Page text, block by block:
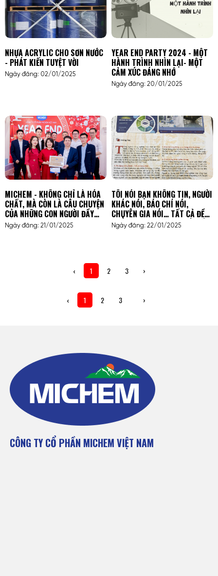
NHỰA ACRYLIC CHO SƠN NƯỚC
- PHÁT KIẾN TUYỆT VỜI
Ngày đăng: 02/01/2025
YEAR END PARTY 2024 - MỘT
HÀNH TRÌNH NHÌN LẠI- MỘT
CẢM XÚC ĐÁNG NHỚ
Ngày đăng: 20/01/2025
MICHEM - KHÔNG CHỈ LÀ HÓA
CHẤT, MÀ CÒN LÀ CÂU CHUYỆN
CỦA NHỮNG CON NGƯỜI ĐẦY
CẢM HỨNG
Ngày đăng: 21/01/2025
TÔI NÓI BẠN KHÔNG TIN, NGƯỜI
KHÁC NÓI, BÁO CHÍ NÓI,
CHUYÊN GIA NÓI… TẤT CẢ ĐỀU
KHẲNG ĐỊNH: MICHEM LÀ ĐỐI
Ngày đăng: 22/01/2025
‹ 1 2 3 ›
‹ 1 2 3 ›
CÔNG TY CỔ PHẦN MICHEM VIỆT NAM